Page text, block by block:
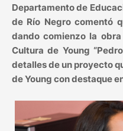
Departamento de
de Río Negro comentó
dando comienzo la
Cultura de Young
detalles de un proyecto
de Young con destaque